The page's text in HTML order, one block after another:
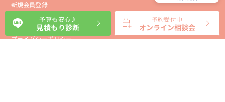
新規会員登録
会社概要
プライバシーポリシー
予算も安心♪
見積もり診断
予約受付中
オンライン相談会